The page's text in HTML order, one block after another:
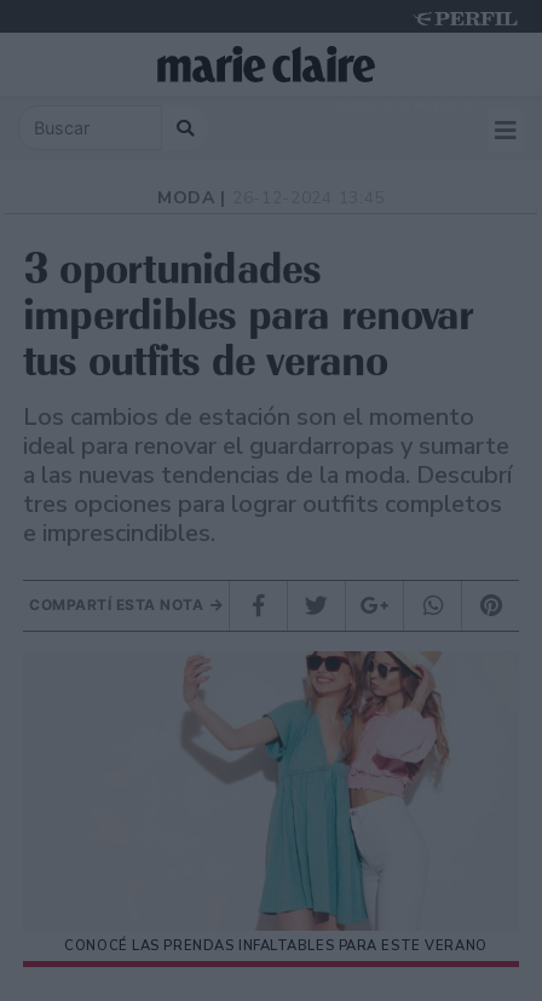
MODA |
3 oportunidades
imperdibles para renovar
tus outfits de verano
Los cambios de estación son el momento
ideal para renovar el guardarropas y sumarte
a las nuevas tendencias de la moda. Descubrí
tres opciones para lograr outfits completos
e imprescindibles.
COMPARTÍ ESTA NOTA
CONOCÉ LAS PRENDAS INFALTABLES PARA ESTE VERANO